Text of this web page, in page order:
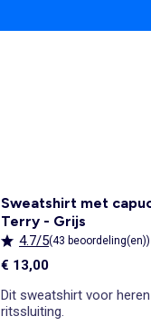
Sweatshirt met
Terry - Grijs
4.7/5(43 beoordeling(en))
€ 13,00
Dit sweatshirt voor
ritssluiting.